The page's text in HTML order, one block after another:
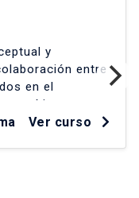
y
entre
en el
críticamente
y Chile
Ver curso